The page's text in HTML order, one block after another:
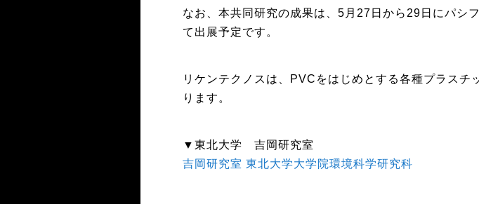
なお、本共同研究の成果は、5月27日から29日にパシ
て出展予定です。
リケンテクノスは、PVCをはじめとする各種プラス
ります。
▼東北大学 吉岡研究室
吉岡研究室 東北大学大学院環境科学研究科